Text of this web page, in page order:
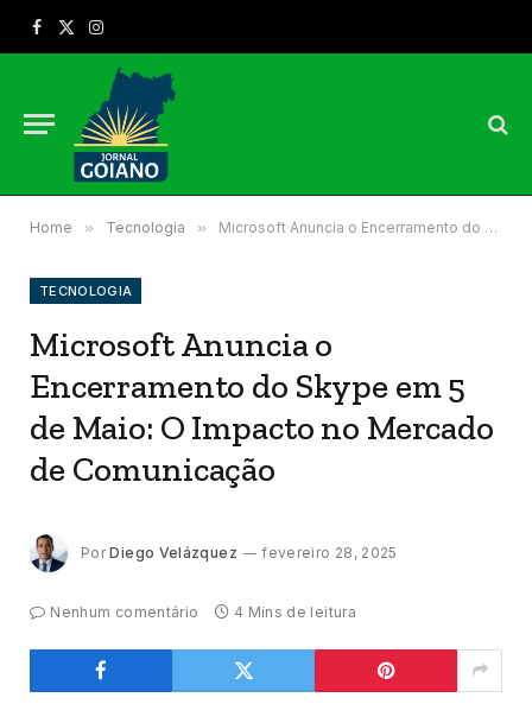
Facebook
X
Instagram
Home » Tecnologia » Microsoft Anuncia o Encerramento do Skype em 5 de Maio: O Impacto no Mercado de Comunicação
TECNOLOGIA
Microsoft Anuncia o
Encerramento do Skype em 5
de Maio: O Impacto no Mercado
de Comunicação
Por Diego Velázquez fevereiro 28, 2025
Nenhum comentário 4 Mins de leitura